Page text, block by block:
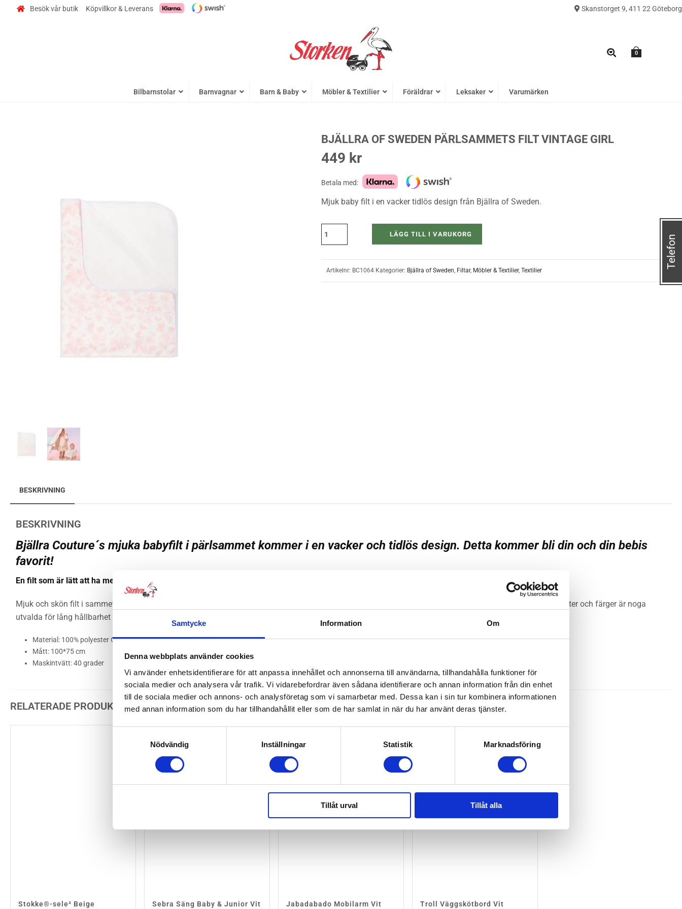
Samtycke Information Om
Denna webbplats använder cookies
Vi använder enhetsidentifierare för att anpassa innehållet och annonserna till användarna, tillhandahålla funktioner för
sociala medier och analysera vår trafik. Vi vidarebefordrar även sådana identifierare och annan information från din enhet
till de sociala medier och annons- och analysföretag som vi samarbetar med. Dessa kan i sin tur kombinera informationen
med annan information som du har tillhandahållit eller som de har samlat in när du har använt deras tjänster.
Nödvändig
Inställningar Statistik Marknadsföring
Tillåt urval Tillåt alla
Besök vår butik Köpvillkor & Leverans Skanstorget 9, 411 22 Göteborg
0
Bilbarnstolar Barnvagnar Barn & Baby Möbler & Textilier Föräldrar Leksaker Varumärken
BJÄLLRA OF SWEDEN PÄRLSAMMETS FILT VINTAGE GIRL
449 kr
Betala med:
Mjuk baby filt i en vacker tidlös design från Bjällra of Sweden.
LÄGG TILL I VARUKORG
Artikelnr: BC1064 Kategorier: Bjällra of Sweden, Filtar, Möbler & Textilier, Textilier
BESKRIVNING
BESKRIVNING
Bjällra Couture´s mjuka babyfilt i pärlsammet kommer i en vacker och tidlös design. Detta kommer bli din och din bebis
favorit!
En filt som är lätt att ha med alla äventyr! Utmärkt att svepa in sin lille med efter ett bad eller till en gosig sömnstund.
Mjuk och skön filt i sammet, här i vackert ljusgrå mönstrad från vår Vintage girl kollektion designad av Bjällra Couture. Oeko-Tex® certifierat material, mönster och färger är noga
utvalda för lång hållbarhet och för den tidlösa premium looken.
Material: 100% polyester Oeko-Tex® certifierat
Mått: 100*75 cm
Maskintvätt: 40 grader
RELATERADE PRODUKTER
Stokke®-sele² Beige Sebra Säng Baby & Junior Vit
Jabadabado Mobilarm Vit
Troll Väggskötbord Vit
Telefon